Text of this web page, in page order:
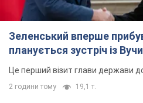
Зеленський вперше
планується зустріч із
Це перший візит глави держави
2 години тому 19,1 т.